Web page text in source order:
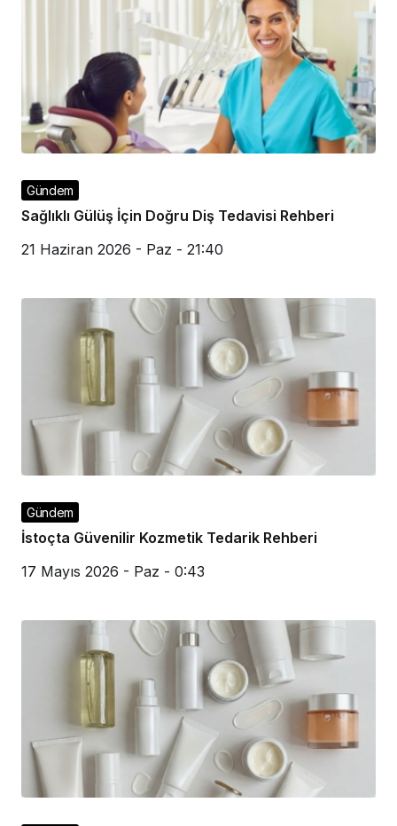
Gündem
Sağlıklı Gülüş İçin Doğru Diş Tedavisi Rehberi
21 Haziran 2026 - Paz - 21:40
Gündem
İstoçta Güvenilir Kozmetik Tedarik Rehberi
17 Mayıs 2026 - Paz - 0:43